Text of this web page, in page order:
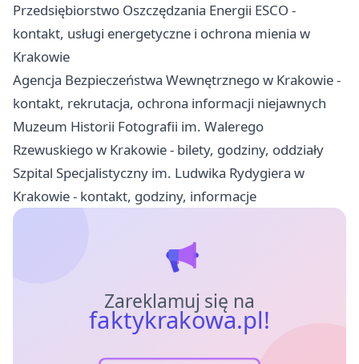
Przedsiębiorstwo Oszczędzania Energii ESCO -
kontakt, usługi energetyczne i ochrona mienia w
Krakowie
Agencja Bezpieczeństwa Wewnętrznego w Krakowie -
kontakt, rekrutacja, ochrona informacji niejawnych
Muzeum Historii Fotografii im. Walerego
Rzewuskiego w Krakowie - bilety, godziny, oddziały
Szpital Specjalistyczny im. Ludwika Rydygiera w
Krakowie - kontakt, godziny, informacje
Zareklamuj się na
faktykrakowa.pl!